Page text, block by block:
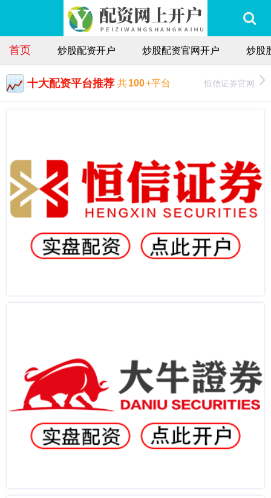
首页 炒股配资开户 炒股配资官网开户 炒股
十大配资平台推荐 共100+平台 恒信证券官网